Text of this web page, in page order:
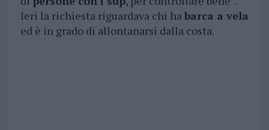
Ieri la richiesta riguardava chi habarca a vela
ed è in grado di allontanarsi dalla costa.